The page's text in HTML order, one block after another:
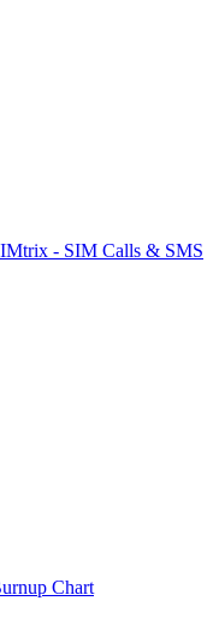
- SIM Calls & SMS
Chart